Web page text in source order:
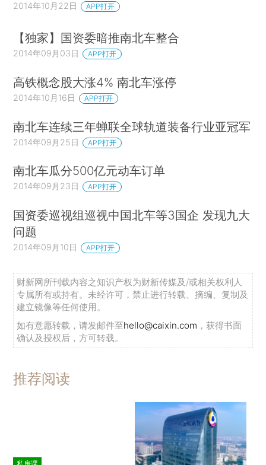
2014年10月22日 APP打开
【独家】国资委暗推南北车整合
2014年09月03日 APP打开
高铁概念股大涨4% 南北车涨停
2014年10月16日 APP打开
南北车连续三年蝉联全球轨道装备行业亚冠军
2014年09月25日 APP打开
南北车瓜分500亿元动车订单
2014年09月23日 APP打开
国资委巡视组巡视中国北车等3国企 发现九大
问题
2014年09月10日 APP打开
财新网所刊载内容之知识产权为财新传媒及/或相关权利人
专属所有或持有。未经许可，禁止进行转载、摘编、复制及
建立镜像等任何使用。
如有意愿转载，请发邮件至hello@caixin.com ，获得书面
确认及授权后，方可转载。
推荐阅读